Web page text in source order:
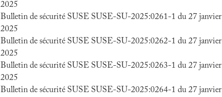
2025
Bulletin de sécurité SUSE SUSE-SU-2025:0261-1 du 27 janvier
2025
Bulletin de sécurité SUSE SUSE-SU-2025:0262-1 du 27 janvier
2025
Bulletin de sécurité SUSE SUSE-SU-2025:0263-1 du 27 janvier
2025
Bulletin de sécurité SUSE SUSE-SU-2025:0264-1 du 27 janvier